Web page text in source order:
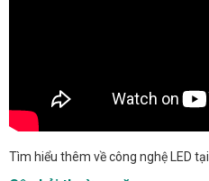
Tìm hiểu thêm về công nghệ LED tại